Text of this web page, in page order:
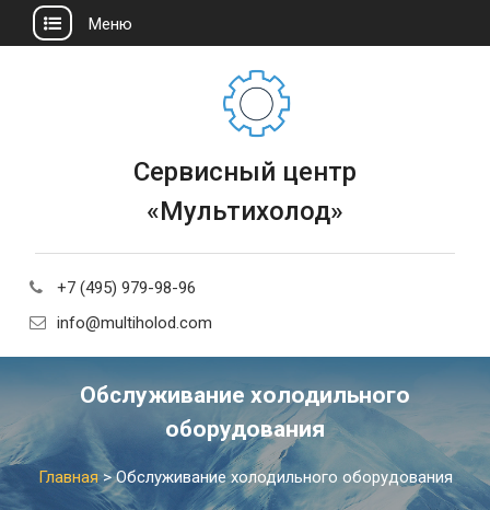
Меню
Сервисный центр
«Мультихолод»
+7 (495) 979-98-96
info@multiholod.com
Обслуживание холодильного
оборудования
Главная >Обслуживание холодильного оборудования